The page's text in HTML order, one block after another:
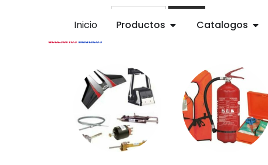
Inicio Productos Catalogos